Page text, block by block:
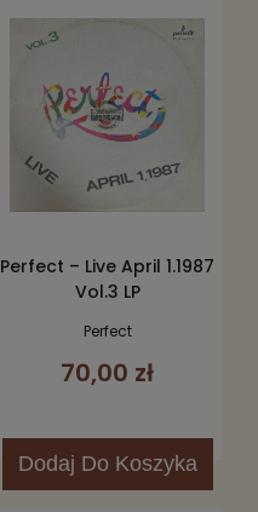
Perfect – Live April 1.1987
Vol.3 LP
Perfect
70,00 zł
Dodaj Do Koszyka